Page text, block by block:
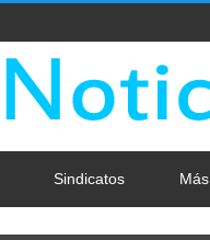
Sindicatos Más